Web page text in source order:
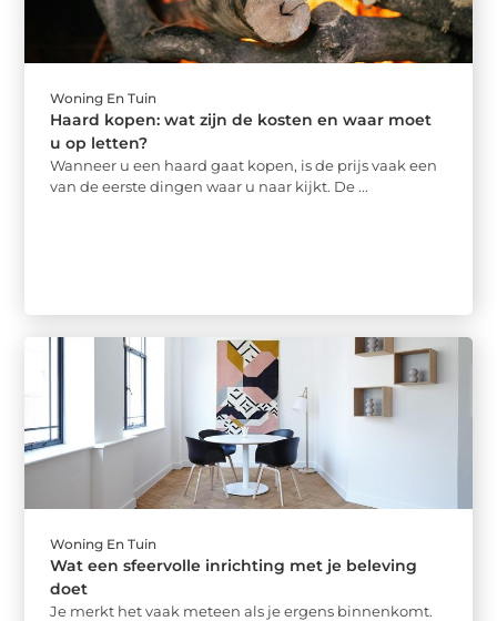
Woning En Tuin
Haard kopen: wat zijn de kosten en waar moet
u op letten?
Wanneer u een haard gaat kopen, is de prijs vaak een
van de eerste dingen waar u naar kijkt. De ...
Woning En Tuin
Wat een sfeervolle inrichting met je beleving
doet
Je merkt het vaak meteen als je ergens binnenkomt.